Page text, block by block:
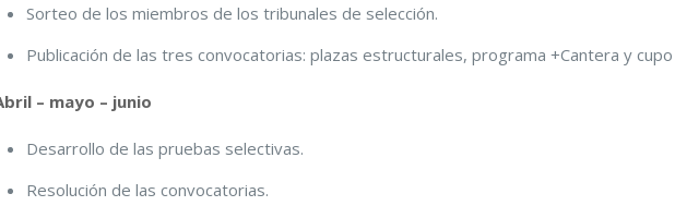
Sorteo de los miembros de los tribunales de selección.
Publicación de las tres convocatorias: plazas estructurales, programa +Cantera y cupo
– mayo – junio
Desarrollo de las pruebas selectivas.
Resolución de las convocatorias.